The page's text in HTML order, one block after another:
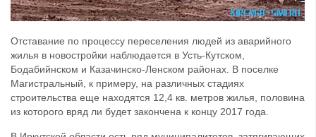
Отставание по процессу переселения людей из аварийного
жилья в новостройки наблюдается в Усть-Кутском,
Бодабийнском и Казачинско-Ленском районах. В поселке
Магистральный, к примеру, на различных стадиях
строительства еще находятся 12,4 кв. метров жилья, половина
из которого вряд ли будет закончена к концу 2017 года.